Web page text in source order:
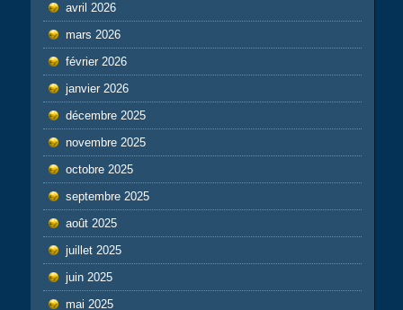
avril 2026
mars 2026
février 2026
janvier 2026
décembre 2025
novembre 2025
octobre 2025
septembre 2025
août 2025
juillet 2025
juin 2025
mai 2025